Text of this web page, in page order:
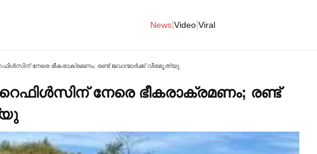
News Video Viral
നേരെ ഭീകരാക്രമണം; രണ്ട് ജവാന്മാര്‍ക്ക് വീരമൃത്യു
നേരെ ഭീകരാക്രമണം; രണ്ട്